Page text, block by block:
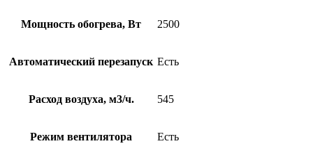
Мощность обогрева, Вт 2500
Автоматический перезапуск Есть
Расход воздуха, м3/ч. 545
Режим вентилятора Есть